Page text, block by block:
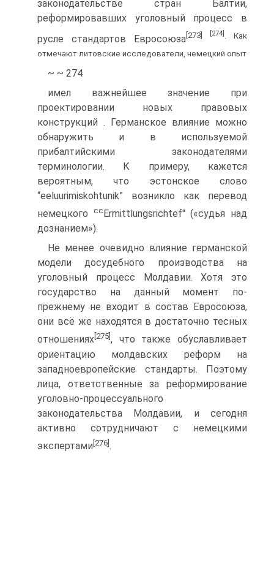
законодательстве стран Балтии,
реформировавших уголовный процесс в
русле стандартов Евросоюза [273] [274]
. Как
отмечают литовские исследователи, немецкий опыт
~ ~ 274
имел важнейшее значение при
проектировании новых правовых
конструкций . Германское влияние можно
обнаружить и в используемой
прибалтийскими законодателями
терминологии. К примеру, кажется
вероятным, что эстонское слово
“eeluurimiskohtunik” возникло как перевод
немецкого
cc Ermittlungsrichtef" («судья над
дознанием»).
Не менее очевидно влияние германской
модели досудебного производства на
уголовный процесс Молдавии. Хотя это
государство на данный момент по-
прежнему не входит в состав Евросоюза,
они всё же находятся в достаточно тесных
отношениях [275] , что также обуславливает
ориентацию молдавских реформ на
западноевропейские стандарты. Поэтому
лица, ответственные за реформирование
уголовно-процессуального
законодательства Молдавии, и сегодня
активно сотрудничают с немецкими
экспертами [276] .